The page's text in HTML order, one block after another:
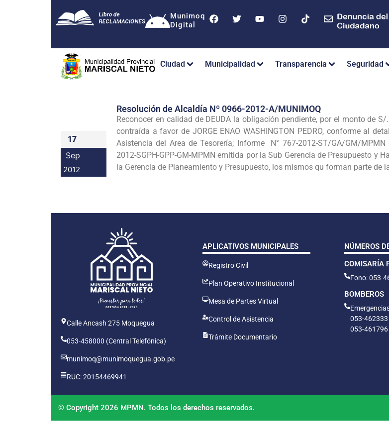
Munimoq
Digital
Ciudad Municipalidad Transparencia Seguridad
17
Sep
2012
Resolución de Alcaldía Nº 0966-2012-A/MUNIMOQ
Reconocer en calidad de DEUDA la obligación pendiente, por el monto de
contraída a favor de JORGE ENAO WASHINGTON PEDRO, conforme al
Asistencia del Area de Tesorería; Informe N° 767-2012-ST/GA/GM/
2012-SGPH-GPP-GM-MPMN emitida por la Sub Gerencia de Presupuesto y
la Gerencia de Planeamiento y Presupuesto, los mismos qu forman parte de
Calle Ancash 275 Moquegua
053-458000 (Central Telefónica)
munimoq@munimoquegua.gob.pe
RUC: 20154469941
APLICATIVOS MUNICIPALES
Registro Civil
Plan Operativo Institucional
Mesa de Partes Virtual
Control de Asistencia
Trámite Documentario
NÚMEROS
COMISARÍA
Fono: 053-
BOMBEROS
053-462333
053-461796
© Copyright 2026 MPMN. Todos los derechos reservados.